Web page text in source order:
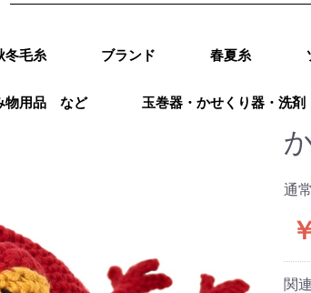
Puppy (パピー)
DARUMA（ダルマ）
RICHMORE（リッチ
ハマナカ
ダイヤモンド毛糸
NASKA（ナスカ）
LANG（ラング）
Katia（カティア）
オリムパス
Puppy (パピー)
DARUMA（ダルマ）
RICHMORE（リッチ
ハマナカ
ダイヤモンド毛糸
LANG(ラング)
冬毛糸
(パピー) 秋
（リッチ
（ダルマ）
マナカ 秋冬
（内藤商
イヤモンド毛糸
ッケビクター 秋
キー（元廣）秋冬
リムパス 秋冬
（ラング）秋
（カティア）
（オパール）秋
（レギア）秋
LANA（プロラ
Hugs（ウー
（マラブ
(ローワ
(アリゼ）秋冬
Pro（ニットプ
（アース
du
ブランド
Puppy(パピー)
RICHMORE(リッチ
DARUMA(ダルマ)
ハマナカ
NASKA（内藤商
ダイヤモンド毛糸
ニッケビクター
スキー（元廣)
オリムパス
メルヘンアート
アトリエksk
LANG(ラング)
Katia（カティア）
Opal(オパール)
REGIA（レギア）
PRO LANA（プロラ
Woolly Hugs（ウー
malabrigo(マラブ
ROWAN(ローワン）
alize(アリゼ）
Urthyarns（アース
LAINES du
BEYOND THE
addi（アディ）
LYKKE（リッケ）
クロバー
チューリップ
Knit pro（ニットプ
LANTERNMOON（ラ
Prym（プリム）
日本ヴォーグ社
タカギ繊維
春夏糸
Puppy (パピー)
RICHMORE（リ
DARUMA（ダル
ハマナカ 春夏
NASKA（ナスカ
ダイヤモンド毛糸
ニッケビクター
スキー（元廣）
メルヘンアート
LANG（ラング
Katia（カティア
Opal（オパール
REGIA（レギア
PRO LANA（プ
malabrigo（マ
ROWAN (ローワ
alize (アリゼ）
Urthyarns（ア
DMC
タカギ繊維
物用品 など 玉巻器・かせくり器・洗剤
通
関